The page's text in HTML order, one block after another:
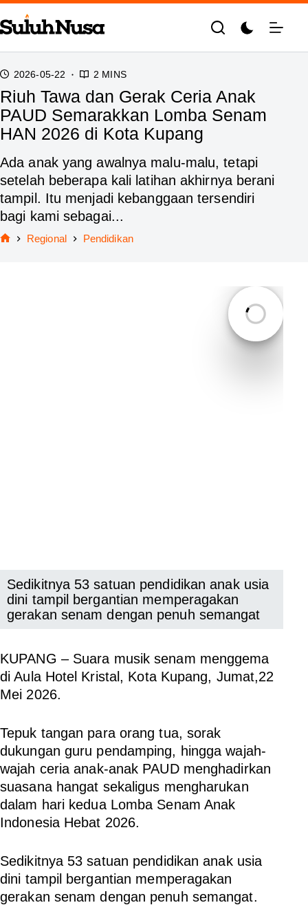
Skip
to
content
2026-05-22 2 MINS
Riuh Tawa dan Gerak Ceria Anak
PAUD Semarakkan Lomba Senam
HAN 2026 di Kota Kupang
Ada anak yang awalnya malu-malu, tetapi
setelah beberapa kali latihan akhirnya berani
tampil. Itu menjadi kebanggaan tersendiri
bagi kami sebagai...
Regional Pendidikan
Sedikitnya 53 satuan pendidikan anak usia
dini tampil bergantian memperagakan
gerakan senam dengan penuh semangat
KUPANG – Suara musik senam menggema
di Aula Hotel Kristal, Kota Kupang, Jumat,22
Mei 2026.
Tepuk tangan para orang tua, sorak
dukungan guru pendamping, hingga wajah-
wajah ceria anak-anak PAUD menghadirkan
suasana hangat sekaligus mengharukan
dalam hari kedua Lomba Senam Anak
Indonesia Hebat 2026.
Sedikitnya 53 satuan pendidikan anak usia
dini tampil bergantian memperagakan
gerakan senam dengan penuh semangat.